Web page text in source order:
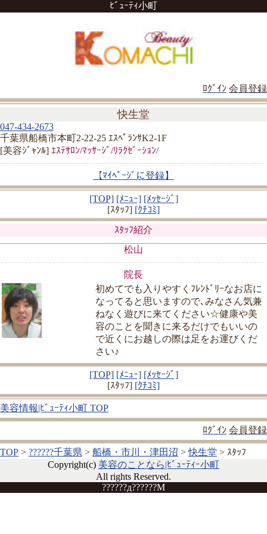
ﾋﾞｭｰﾃｨ小町
ﾛｸﾞｲﾝ 会員登録
快生堂
047-434-2673
千葉県船橋市本町2-22-25 ｴｽﾍﾟﾗﾝｻK2-1F
[美容ｼﾞｬﾝﾙ] ｴｽﾃｻﾛﾝ/ﾏｯｻｰｼﾞ/ﾘﾗｸｾﾞｰｼｮﾝ/
【ﾏｲﾍﾟｰｼﾞに登録】
[TOP] [ﾒﾆｭｰ] [ﾒｯｾｰｼﾞ]
[ｽﾀｯﾌ] [ｸﾁｺﾐ]
ｽﾀｯﾌ紹介
松山
院長
初めてでも入りやすくﾌﾚﾝﾄﾞﾘｰなお店に
なってると思いますので､みなさん気兼
ねなく遊びに来てください☆健康や美
容のことを聞きに来るだけでもいいの
で近くにお越しの際は足をお運びくだ
さい♪
[TOP] [ﾒﾆｭｰ] [ﾒｯｾｰｼﾞ]
[ｽﾀｯﾌ] [ｸﾁｺﾐ]
美容情報|ﾋﾞｭｰﾃｨ小町 TOP
ﾛｸﾞｲﾝ 会員登録
TOP > ??????千葉県 > 船橋・市川・津田沼 >快生堂 > ｽﾀｯﾌ
Copyright(c) 美容のことなら|ﾋﾞｭｰﾃｨｰ小町
All rights Reserved.
??????д??????M